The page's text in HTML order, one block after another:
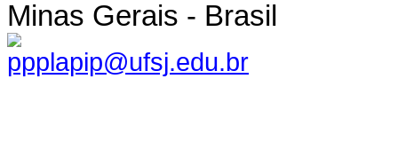
Minas Gerais - Brasil
ppplapip@ufsj.edu.br